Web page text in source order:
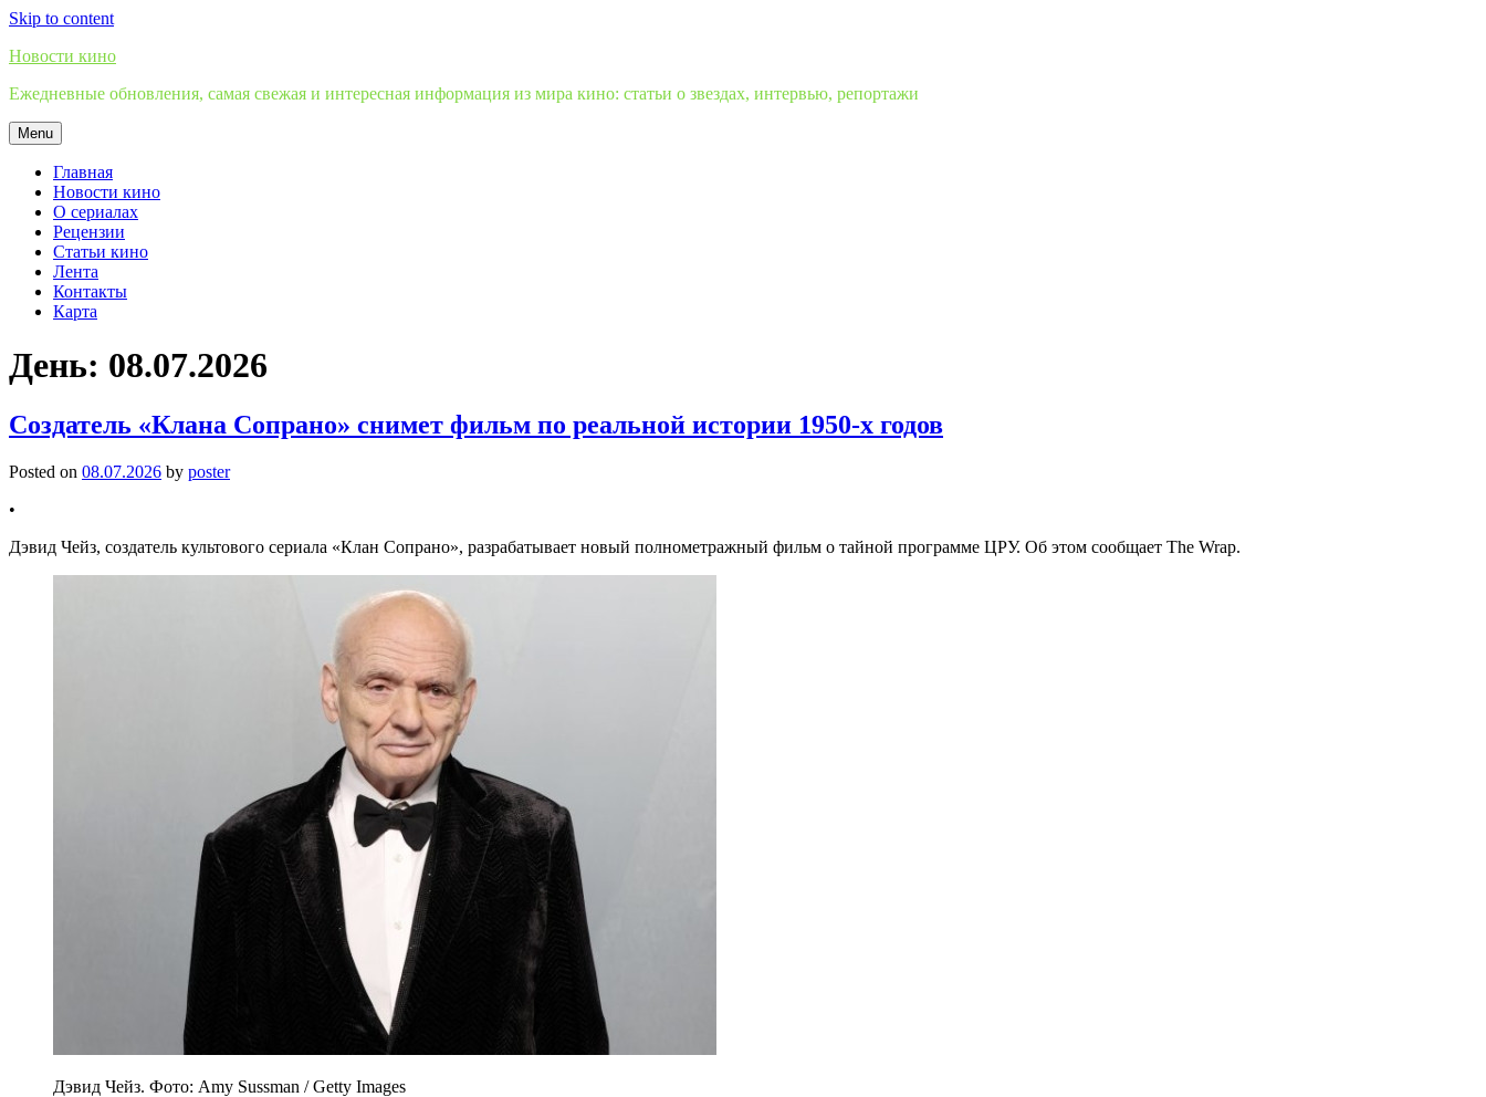
Skip to content
Новости кино
Ежедневные обновления, самая свежая и интересная информация из мира кино: статьи о звездах, интервью, репортажи
Menu
Главная
Новости кино
О сериалах
Рецензии
Статьи кино
Лента
Контакты
Карта
День: 08.07.2026
Создатель «Клана Сопрано» снимет фильм по реальной истории 1950-х годов
Posted on 08.07.2026 by poster
•
Дэвид Чейз, создатель культового сериала «Клан Сопрано», разрабатывает новый полнометражный фильм о тайной программе ЦРУ. Об этом сообщает The Wrap.
Дэвид Чейз. Фото: Amy Sussman / Getty Images